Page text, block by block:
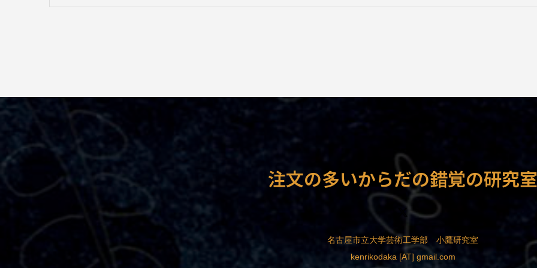
注文の多いからだの錯覚の研究室
名古屋市立大学芸術工学部 小鷹研究室
kenrikodaka [AT] gmail.com